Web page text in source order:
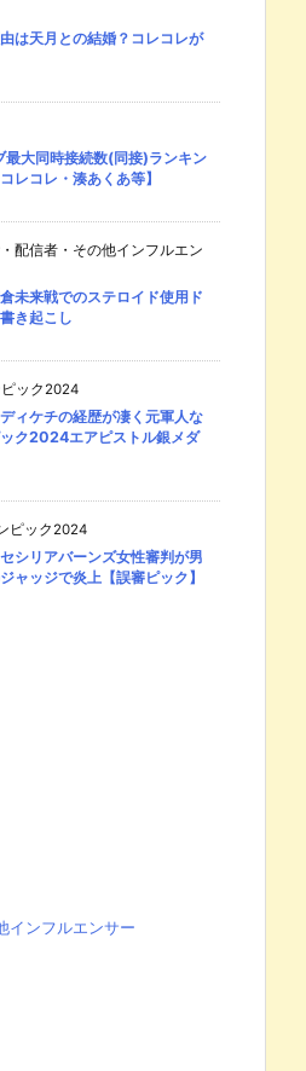
は天月との結婚？コレコレが
最大同時接続数(同接)ランキン
レコレ・湊あくあ等】
配信者・その他インフルエン
未来戦でのステロイド使用ド
き起こし
ック2024
ィケチの経歴が凄く元軍人な
ク2024エアピストル銀メダ
ピック2024
シリアバーンズ女性審判が男
ャッジで炎上【誤審ピック】
インフルエンサー